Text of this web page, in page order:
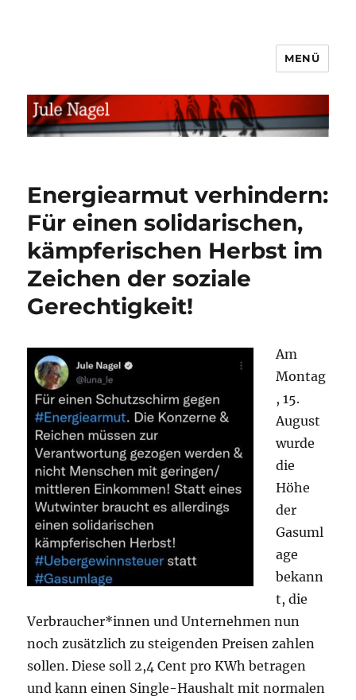
MENÜ
Energiearmut verhindern:
Für einen solidarischen,
kämpferischen Herbst im
Zeichen der soziale
Gerechtigkeit!
Am
Montag
, 15.
August
wurde
die
Höhe
der
Gasuml
age
bekann
t, die
Verbraucher*innen und Unternehmen nun
noch zusätzlich zu steigenden Preisen zahlen
sollen. Diese soll 2,4 Cent pro KWh betragen
und kann einen Single-Haushalt mit normalen